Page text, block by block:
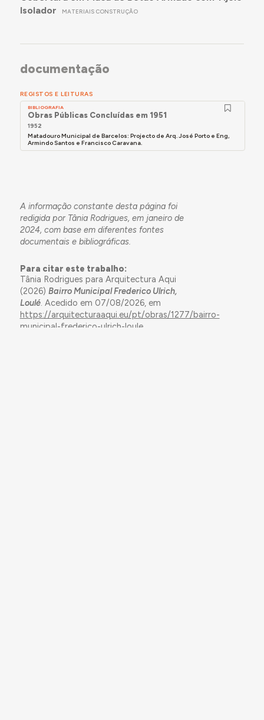
Isolador
MATERIAIS CONSTRUÇÃO
documentação
REGISTOS E LEITURAS
BIBLIOGRAFIA
Obras Públicas Concluídas em 1951
1952
Matadouro Municipal de Barcelos: Projecto de Arq. José Porto e Eng,
Armindo Santos e Francisco Caravana.
A informação constante desta página foi
redigida por Tânia Rodrigues, em janeiro de
2024, com base em diferentes fontes
documentais e bibliográficas.
Para citar este trabalho:
Tânia Rodrigues para Arquitectura Aqui
(2026) Bairro Municipal Frederico Ulrich,
Loulé. Acedido em 07/08/2026, em
https://arquitecturaaqui.eu/pt/obras/1277/bairro-
municipal-frederico-ulrich-loule